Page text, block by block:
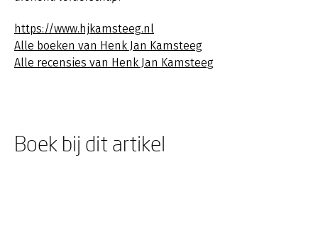
https://www.hjkamsteeg.nl
Alle boeken van Henk Jan Kamsteeg
Alle recensies van Henk Jan Kamsteeg
Boek bij dit artikel